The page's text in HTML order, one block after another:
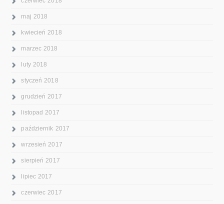
maj 2018
kwiecień 2018
marzec 2018
luty 2018
styczeń 2018
grudzień 2017
listopad 2017
październik 2017
wrzesień 2017
sierpień 2017
lipiec 2017
czerwiec 2017